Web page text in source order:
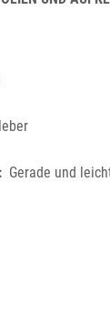
Gerade und